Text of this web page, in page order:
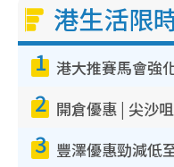
港生活限
1
2
3